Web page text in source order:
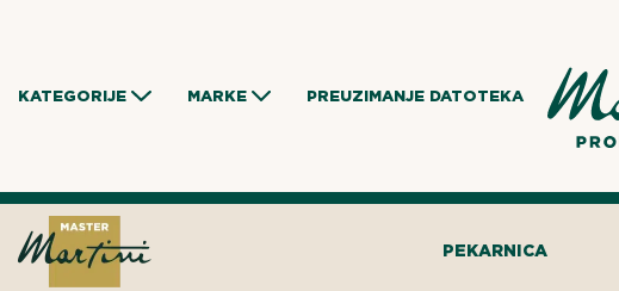
KATEGORIJE MARKE PREUZIMANJE DATOTEKA
PEKARNICA